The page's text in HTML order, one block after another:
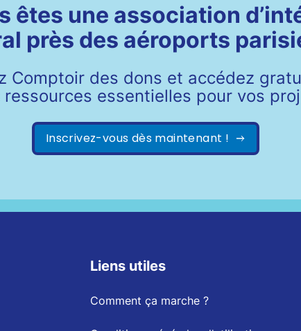
êtes une association
près des aéroports
Comptoir des dons et accédez
ressources essentielles pour vos
Inscrivez-vous dès maintenant !
Liens utiles
Comment ça marche ?